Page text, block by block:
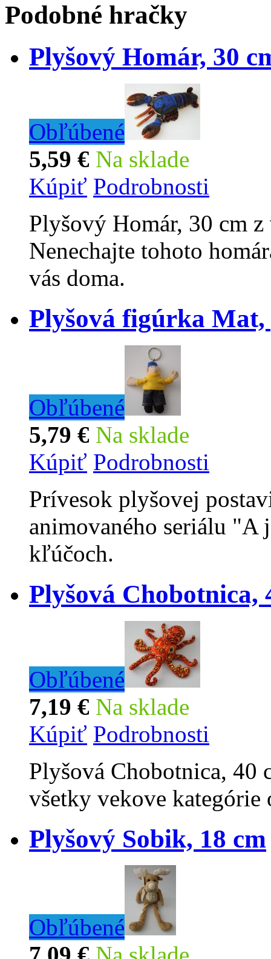
Podobné hračky
Plyšový Homár, 30
Obľúbené
5,59 € Na sklade
Kúpiť Podrobnosti
Plyšový Homár, 30 cm
Nenechajte tohoto
vás doma.
Plyšová figúrka
Obľúbené
5,79 € Na sklade
Kúpiť Podrobnosti
Prívesok plyšovej
animovaného seriálu "A
kľúčoch.
Plyšová Chobotnica,
Obľúbené
7,19 € Na sklade
Kúpiť Podrobnosti
Plyšová Chobotnica, 40
všetky vekove kategórie
Plyšový Sobik, 18 cm
Obľúbené